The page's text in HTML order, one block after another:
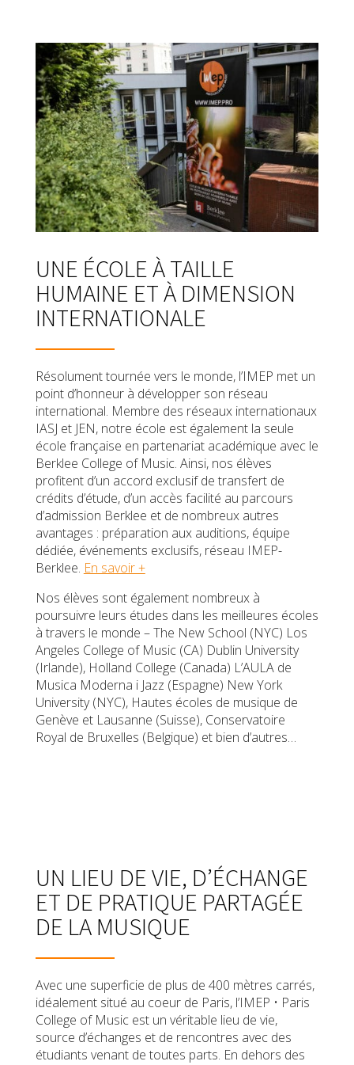
UNE ÉCOLE À TAILLE
HUMAINE ET À DIMENSION
INTERNATIONALE
Résolument tournée vers le monde, l’IMEP met un
point d’honneur à développer son réseau
international. Membre des réseaux internationaux
IASJ et JEN, notre école est également la seule
école française en partenariat académique avec le
Berklee College of Music. Ainsi, nos élèves
profitent d’un accord exclusif de transfert de
crédits d’étude, d’un accès facilité au parcours
d’admission Berklee et de nombreux autres
avantages : préparation aux auditions, équipe
dédiée, événements exclusifs, réseau IMEP-
Berklee. En savoir +
Nos élèves sont également nombreux à
poursuivre leurs études dans les meilleures écoles
à travers le monde – The New School (NYC) Los
Angeles College of Music (CA) Dublin University
(Irlande), Holland College (Canada) L’AULA de
Musica Moderna i Jazz (Espagne) New York
University (NYC), Hautes écoles de musique de
Genève et Lausanne (Suisse), Conservatoire
Royal de Bruxelles (Belgique) et bien d’autres…
UN LIEU DE VIE, D’ÉCHANGE
ET DE PRATIQUE PARTAGÉE
DE LA MUSIQUE
Avec une superficie de plus de 400 mètres carrés,
idéalement situé au coeur de Paris, l’IMEP • Paris
College of Music est un véritable lieu de vie,
source d’échanges et de rencontres avec des
étudiants venant de toutes parts. En dehors des